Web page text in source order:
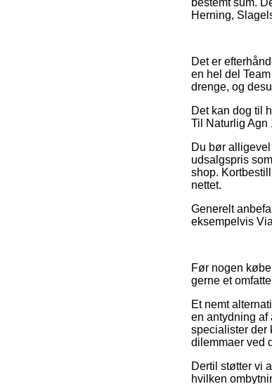
bestemt sum.
Herning,
Det er
en hel del
drenge, og
Det kan dog til
Til Naturlig Agn
Du bør
udsalgspris
shop.
nettet.
Generelt
eksempelvis
Før nogen
gerne et
Et nemt
en antydning af
specialister der
dilemmaer ved
Dertil støtter vi
hvilken